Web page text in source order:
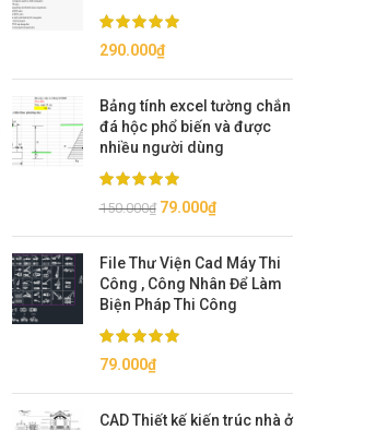
290.000₫
Bảng tính excel tường chắn
đá hộc phổ biến và được
nhiều người dùng
150.000₫ Giá
là:
150.000₫.
79.000₫Giá
tại
là:
79.000₫.
File Thư Viện Cad Máy Thi
Công , Công Nhân Để Làm
Biện Pháp Thi Công
79.000₫
CAD Thiết kế kiến trúc nhà ở